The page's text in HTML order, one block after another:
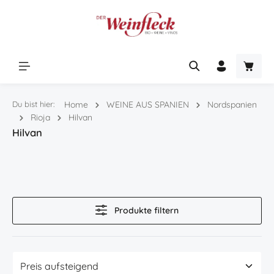
Du bist hier: Home WEINE AUS SPANIEN
Nordspanien
Rioja
Hilvan
Hilvan
Produkte filtern